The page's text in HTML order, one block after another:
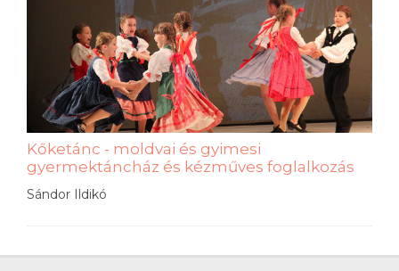
Kőketánc - moldvai és gyimesi
gyermektáncház és kézműves foglalkozás
Sándor Ildikó